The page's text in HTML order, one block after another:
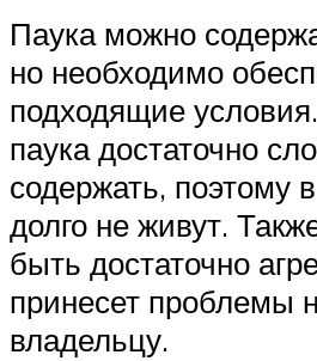
Паука можно
но необходимо
подходящие
паука достаточно
содержать, поэтому
долго не живут.
быть достаточно
принесет проблемы
владельцу.